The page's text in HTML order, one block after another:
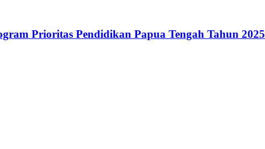
Prioritas Pendidikan Papua Tengah Tahun 2025